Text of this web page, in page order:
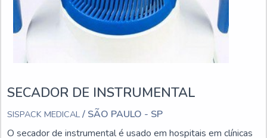
SECADOR DE INSTRUMENTAL
SISPACK MEDICAL / SÃO PAULO - SP
O secador de instrumental é usado em hospitais em clínicas